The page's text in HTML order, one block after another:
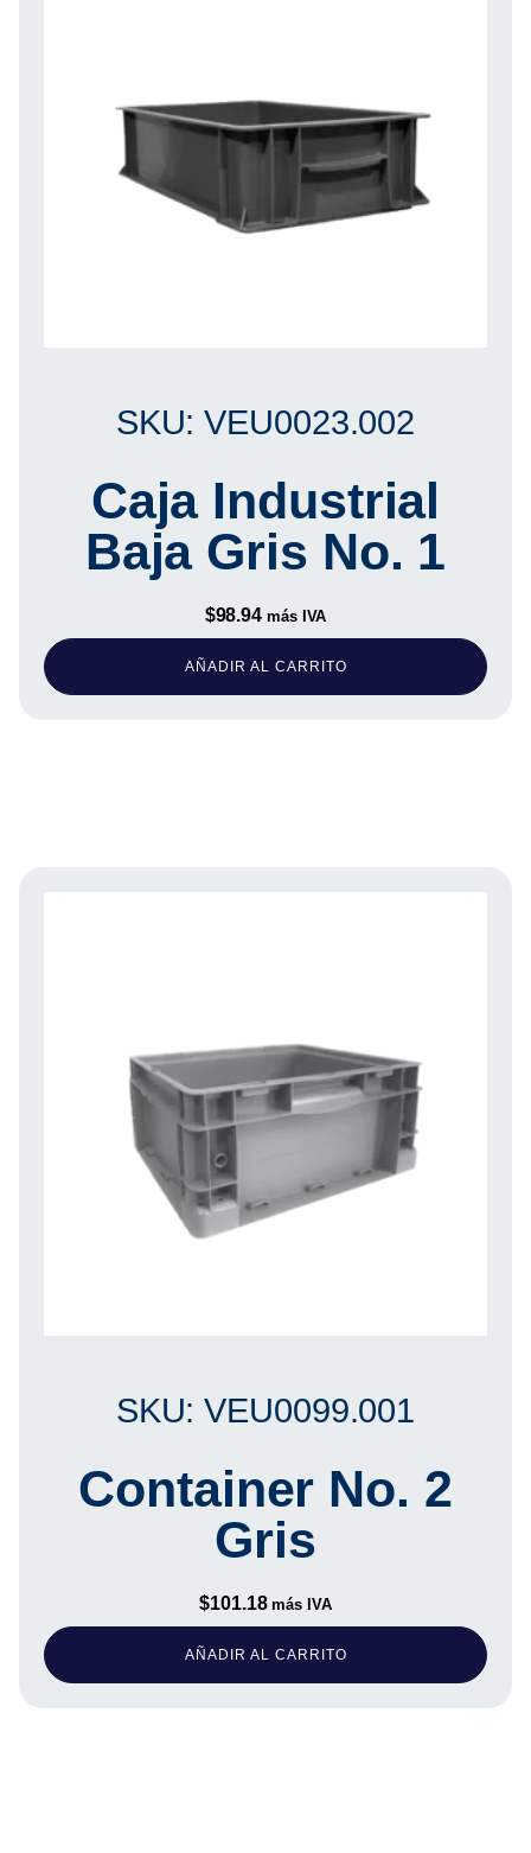
SKU: VEU0023.002
Caja Industrial
Baja Gris No. 1
$98.94 más IVA
AÑADIR AL CARRITO
SKU: VEU0099.001
Container No. 2
Gris
$101.18 más IVA
AÑADIR AL CARRITO